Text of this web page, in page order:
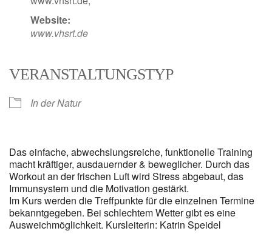
Website:
www.vhsrt.de
VERANSTALTUNGSTYP
In der Natur
Das einfache, abwechslungsreiche, funktionelle Training
macht kräftiger, ausdauernder & beweglicher. Durch das
Workout an der frischen Luft wird Stress abgebaut, das
Immunsystem und die Motivation gestärkt.
Im Kurs werden die Treffpunkte für die einzelnen Termine
bekanntgegeben. Bei schlechtem Wetter gibt es eine
Ausweichmöglichkeit. Kursleiterin: Katrin Speidel